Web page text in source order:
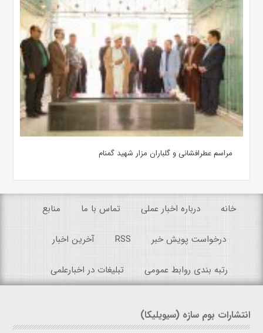
مراسم عطرافشانی و گلباران مزار شهید گمنام
خانه درباره اخبار عملی تماس با ما منابع
درخواست پویش خبر RSS آخرین اخبار
رتبه بندی روابط عمومی تبلیغات در اخبارعلمی
انتشارات بوم سازه (سیویلیکا)